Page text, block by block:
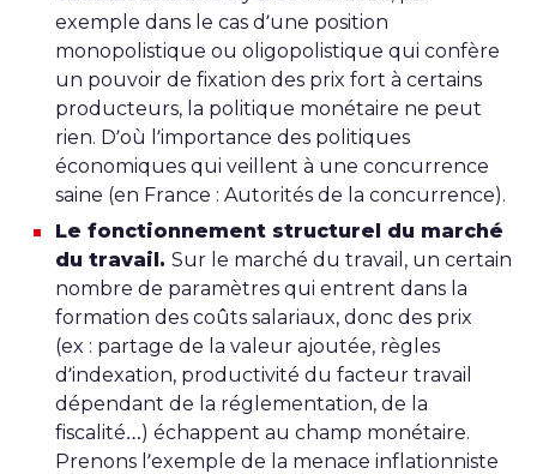
exemple dans le cas d’une position
monopolistique ou oligopolistique qui confère
un pouvoir de fixation des prix fort à certains
producteurs, la politique monétaire ne peut
rien. D’où l’importance des politiques
économiques qui veillent à une concurrence
saine (en France : Autorités de la concurrence).
Le fonctionnement structurel du marché
du travail. Sur le marché du travail, un certain
nombre de paramètres qui entrent dans la
formation des coûts salariaux, donc des prix
(ex : partage de la valeur ajoutée, règles
d’indexation, productivité du facteur travail
dépendant de la réglementation, de la
fiscalité…) échappent au champ monétaire.
Prenons l’exemple de la menace inflationniste